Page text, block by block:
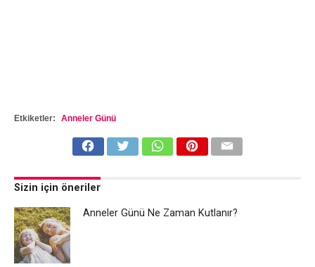
Etkiketler: Anneler Günü
Sizin için öneriler
Anneler Günü Ne Zaman Kutlanır?